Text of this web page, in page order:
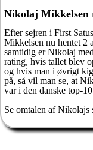
Nikolaj Mikkelsen
Efter sejren i First
Mikkelsen nu hentet 2
samtidig er Nikolaj
rating, hvis tallet blev
og hvis man i øvrigt
på, så vil man se, at
var i den danske top-
Se omtalen af Nikolajs